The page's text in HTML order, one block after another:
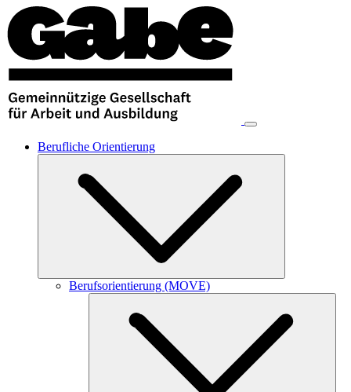
Berufliche Orientierung
Berufsorientierung (MOVE)